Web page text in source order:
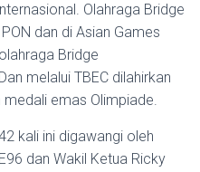
Olahraga Bridge
dan di Asian Games
Bridge
melalui TBEC dilahirkan
emas Olimpiade.
kali ini digawangi oleh
dan Wakil Ketua Ricky